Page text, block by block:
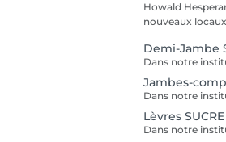
Howald
nouveaux
Demi-Jambe
Jambes-
Lèvres SUCRE